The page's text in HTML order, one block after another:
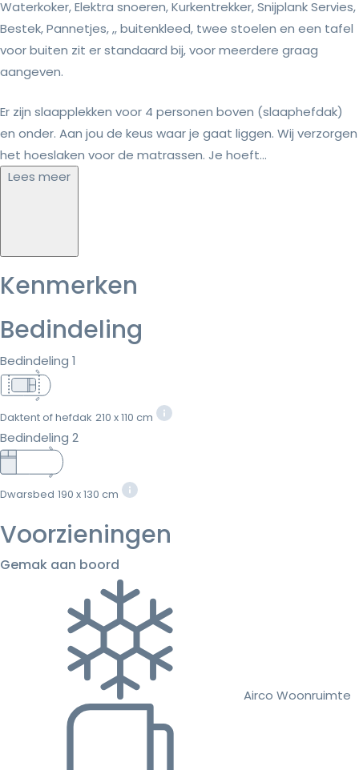
Waterkoker, Elektra snoeren, Kurkentrekker, Snijplank Servies,
Bestek, Pannetjes, ,, buitenkleed, twee stoelen en een tafel
voor buiten zit er standaard bij, voor meerdere graag
aangeven.
Er zijn slaapplekken voor 4 personen boven (slaaphefdak)
en onder. Aan jou de keus waar je gaat liggen. Wij verzorgen
het hoeslaken voor de matrassen. Je hoeft...
Lees meer
Kenmerken
Bedindeling
Bedindeling 1
Daktent of hefdak 210 x 110 cm
Bedindeling 2
Dwarsbed 190 x 130 cm
Voorzieningen
Gemak aan boord
Airco Woonruimte